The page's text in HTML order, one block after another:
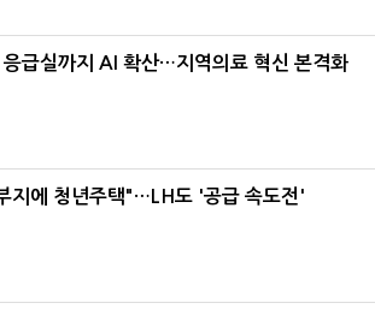
응급실까지 AI 확산…지역의료 혁신 본격화
지에 청년주택"…LH도 '공급 속도전'